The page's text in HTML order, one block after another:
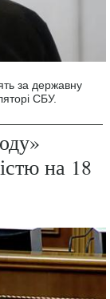
за державну
СБУ.
на 18